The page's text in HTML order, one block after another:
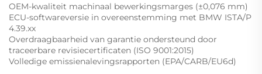
OEM-kwaliteit machinaal bewerkingsmarges (±0,076 mm)
ECU-softwareversie in overeenstemming met BMW ISTA/P
4.39.xx
Overdraagbaarheid van garantie ondersteund door
traceerbare revisiecertificaten (ISO 9001:2015)
Volledige emissienalevingsrapporten (EPA/CARB/EU6d)